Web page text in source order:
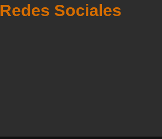
Redes Sociales